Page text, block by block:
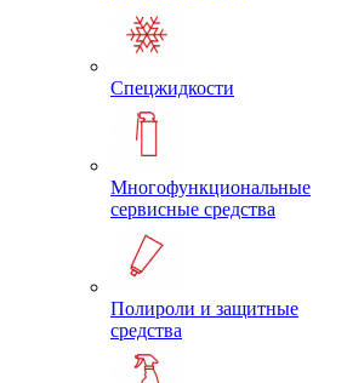
Спецжидкости
Многофункциональные
сервисные средства
Полироли и защитные
средства